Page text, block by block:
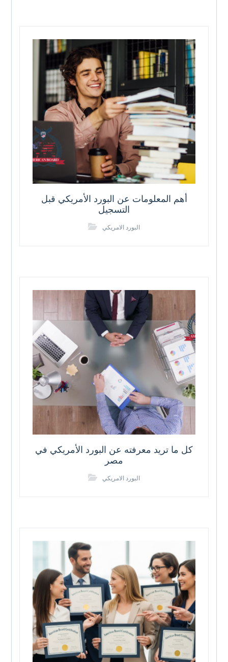
أهم المعلومات عن البورد الأمريكي قبل
التسجيل
البورد الامريكي
كل ما تريد معرفته عن البورد الأمريكي في
مصر
البورد الامريكي